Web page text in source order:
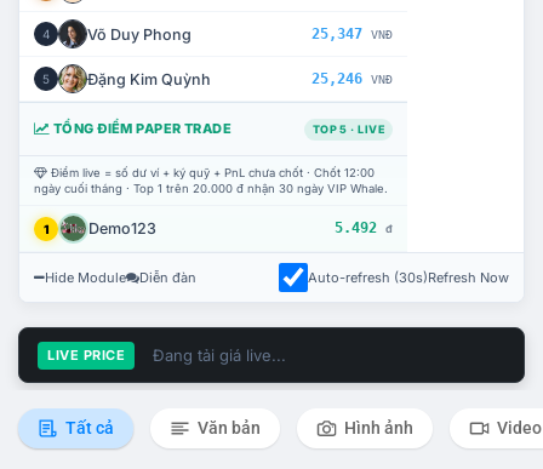
4 Võ Duy Phong 25,347 VNĐ
5 Đặng Kim Quỳnh 25,246 VNĐ
TỔNG ĐIỂM PAPER TRADE TOP 5 · LIVE
Điểm live = số dư ví + ký quỹ + PnL chưa chốt · Chốt 12:00
ngày cuối tháng · Top 1 trên 20.000 đ nhận 30 ngày VIP Whale.
1 Demo123 5.492 đ
Hide Module Diễn đàn Auto-refresh (30s)Refresh Now
LIVE PRICE Đang tải giá live...
Tất cả Văn bản Hình ảnh Video